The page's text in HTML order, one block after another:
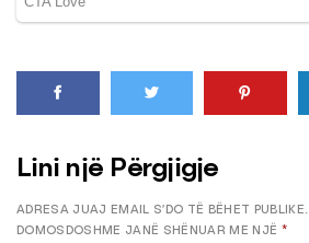
Lini një Përgjigje
ADRESA JUAJ EMAIL S’DO TË BËHET PUBLIKE.
DOMOSDOSHME JANË SHËNUAR ME NJË *